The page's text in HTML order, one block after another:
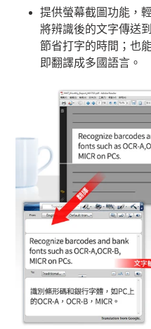
提供螢幕截圖功能，
將辨識後的文字傳送
節省打字的時間；也
即翻譯成多國語言。